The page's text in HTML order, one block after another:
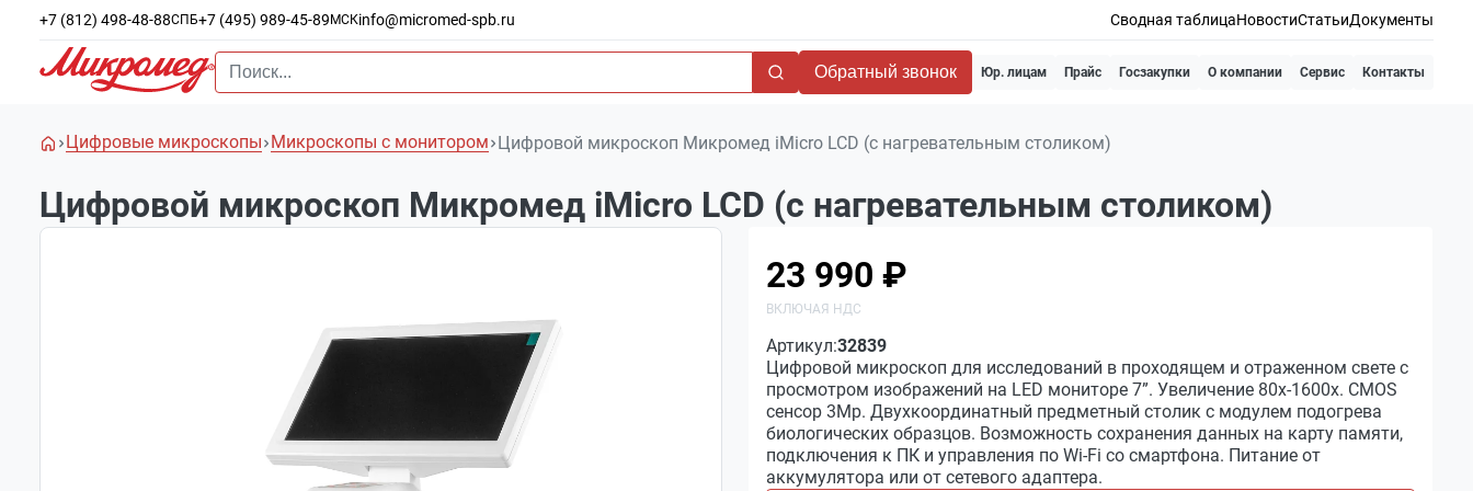
+7 (812) 498-48-88СПБ+7 (495) 989-45-89 МСКinfo@micromed-spb.ru Сводная таблицаНовостиСтатьиДокументы
Обратный звонок Юр. лицам Прайс Госзакупки О компании Сервис Контакты
Цифровые микроскопы Микроскопы с монитором Цифровой микроскоп Микромед iMicro LCD (с нагревательным столиком)
Цифровой микроскоп Микромед iMicro LCD (с нагревательным столиком)
23 990 ₽
Артикул:32839
Цифровой микроскоп для исследований в проходящем и отраженном свете с
просмотром изображений на LED мониторе 7”. Увеличение 80х-1600х. CMOS
сенсор 3Мр. Двухкоординатный предметный столик с модулем подогрева
биологических образцов. Возможность сохранения данных на карту памяти,
подключения к ПК и управления по Wi-Fi со смартфона. Питание от
аккумулятора или от сетевого адаптера.